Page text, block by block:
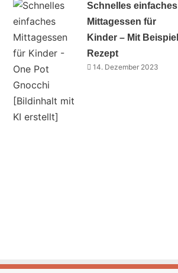
Schnelles einfaches
Mittagessen für
Kinder – Mit Beispiel
Rezept
14. Dezember 2023